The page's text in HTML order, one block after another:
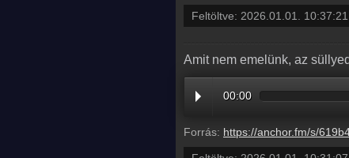
Feltöltve: 2026.01.01. 10:37:21
Amit nem emelünk, az
00:00
Forrás: https://anchor.fm/s/619b4f2c/podcast/play/113360314/